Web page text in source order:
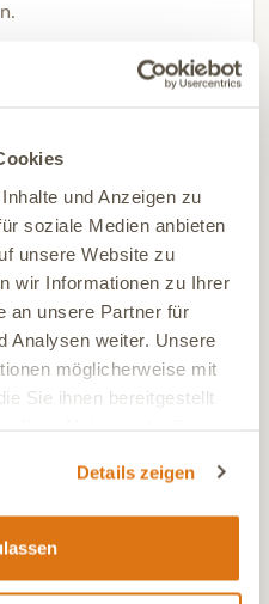
und Anzeigen zu
soziale Medien anbieten
unsere Website zu
wir Informationen zu Ihrer
an unsere Partner für
Analysen weiter. Unsere
möglicherweise mit
Sie ihnen bereitgestellt
Details zeigen
Körper – den
Min. Academy Kurs